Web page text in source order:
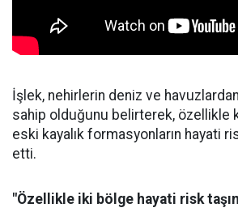
İşlek, nehirlerin deniz ve havuzlardan
sahip olduğunu belirterek, özellikle
eski kayalık formasyonların hayati
etti.
"Özellikle iki bölge hayati risk